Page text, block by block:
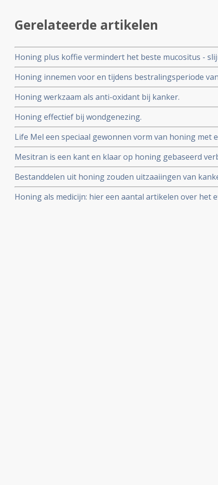
Gerelateerde artikelen
Honing plus koffie vermindert het beste mucositus -
mond veroorzaakt door chemo in vergelijking met
Honing innemen voor en tijdens bestralingsperiode
vermindert significant de bijwerkingen (mucositis) van
maart 2010
Honing werkzaam als anti-oxidant bij kanker.
Honing effectief bij wondgenezing.
Life Mel een speciaal gewonnen vorm van honing
bijwerkingen van chemotherapie aldus fase I studie.
Mesitran is een kant en klaar op honing gebaseerd
en blijkt uitstekend te werken
Bestanddelen uit honing zouden uitzaaiingen van
studie met muizen.
Honing als medicijn: hier een aantal artikelen over het